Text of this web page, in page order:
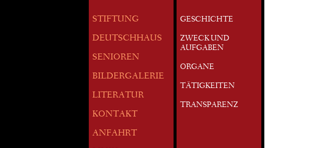
STIFTUNG
DEUTSCHHAUS
SENIOREN
BILDERGALERIE
LITERATUR
KONTAKT
ANFAHRT
GESCHICHTE
ZWECK UND
AUFGABEN
ORGANE
TÄTIGKEITEN
TRANSPARENZ